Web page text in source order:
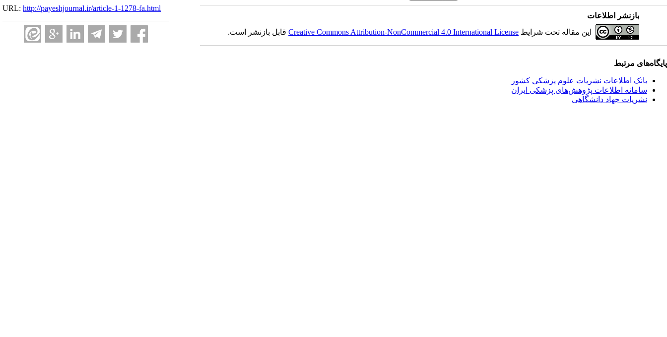
URL: http://payeshjournal.ir/article-1-1278-fa.html
بازنشر اطلاعات
این مقاله تحت شرایط Creative Commons Attribution-NonCommercial 4.0 International Licenseقابل بازنشر است.
پایگاه‌های مرتبط
بانک اطلاعات نشریات علوم پزشکی کشور
سامانه اطلاعات پژوهش‌های پزشکی ایران
نشریات جهاد دانشگاهی